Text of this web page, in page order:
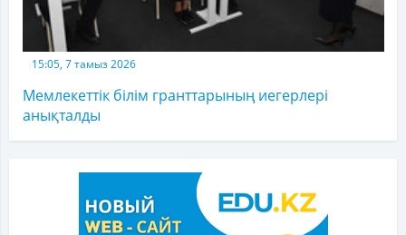
15:05, 7 тамыз 2026
Мемлекеттік білім гранттарының иегерлері
анықталды